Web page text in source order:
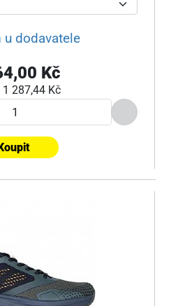
u dodavatele
Kč
1 287,44 Kč